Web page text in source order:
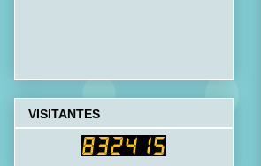
VISITANTES